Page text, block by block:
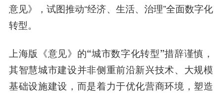
意见》，试图推动“经济、生活、治理”全面数字化
转型。
上海版《意见》的“城市数字化转型”措辞谨慎，
其智慧城市建设并非侧重前沿新兴技术、大规模
基础设施建设，而是着力于优化营商环境，塑造